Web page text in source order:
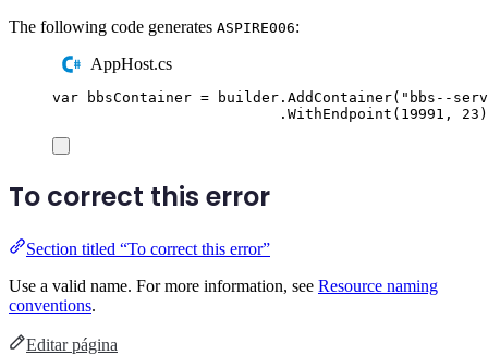
The following code generates ASPIRE006:
AppHost.cs
var bbsContainer = builder . AddContainer( " bbs--
. WithEndpoint ( 19991 , 23
To correct this error
Section titled “To correct this error”
Use a valid name. For more information, see Resource naming
conventions.
Editar página